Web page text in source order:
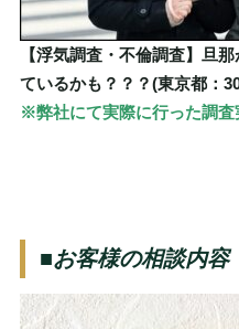
【浮気調査・不倫調査】旦
ているかも？？？(東京都：
※弊社にて実際に行った調査
■お客様の相談内容